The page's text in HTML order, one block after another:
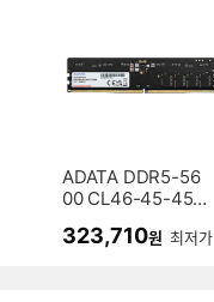
ADATA DDR5-56
00 CL46-45-45
323,710원 최저가